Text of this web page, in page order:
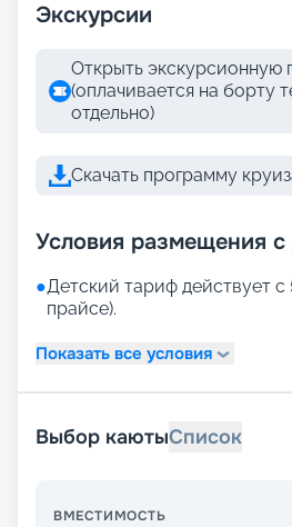
Экскурсии
Открыть экскурсионную
(оплачивается на борту
отдельно)
Скачать программу
Условия размещения с
●Детский тариф действует с
прайсе).
Показать все условия
Выбор каютыСписок
ВМЕСТИМОСТЬ